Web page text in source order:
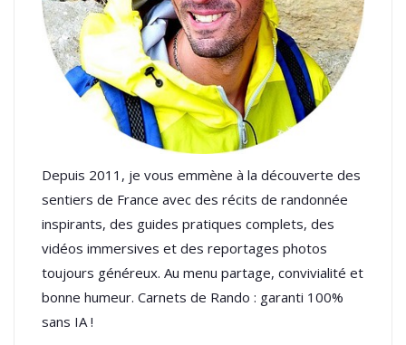
Depuis 2011, je vous emmène à la découverte des
sentiers de France avec des récits de randonnée
inspirants, des guides pratiques complets, des
vidéos immersives et des reportages photos
toujours généreux. Au menu partage, convivialité et
bonne humeur. Carnets de Rando : garanti 100%
sans IA !